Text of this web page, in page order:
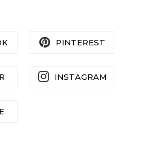
PINTEREST
INSTAGRAM